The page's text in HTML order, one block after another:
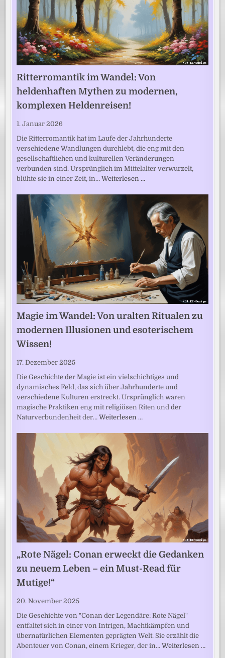
Ritterromantik im Wandel: Von
heldenhaften Mythen zu modernen,
komplexen Heldenreisen!
1. Januar 2026
Die Ritterromantik hat im Laufe der Jahrhunderte
verschiedene Wandlungen durchlebt, die eng mit den
gesellschaftlichen und kulturellen Veränderungen
verbunden sind. Ursprünglich im Mittelalter verwurzelt,
blühte sie in einer Zeit, in…Weiterlesen …
Magie im Wandel: Von uralten Ritualen zu
modernen Illusionen und esoterischem
Wissen!
17. Dezember 2025
Die Geschichte der Magie ist ein vielschichtiges und
dynamisches Feld, das sich über Jahrhunderte und
verschiedene Kulturen erstreckt. Ursprünglich waren
magische Praktiken eng mit religiösen Riten und der
Naturverbundenheit der…Weiterlesen …
„Rote Nägel: Conan erweckt die Gedanken
zu neuem Leben – ein Must-Read für
Mutige!“
20. November 2025
Die Geschichte von "Conan der Legendäre: Rote Nägel"
entfaltet sich in einer von Intrigen, Machtkämpfen und
übernatürlichen Elementen geprägten Welt. Sie erzählt die
Abenteuer von Conan, einem Krieger, der in…Weiterlesen …